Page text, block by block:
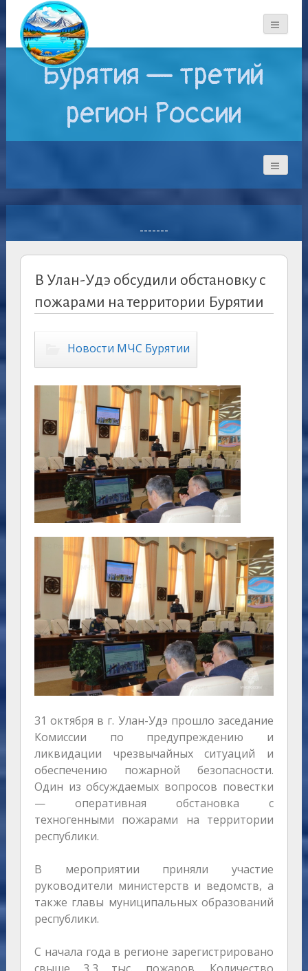
Бурятия — третий
регион России
-------
В Улан-Удэ обсудили обстановку с
пожарами на территории Бурятии
Новости МЧС Бурятии
31 октября в г. Улан-Удэ прошло заседание
Комиссии по предупреждению и
ликвидации чрезвычайных ситуаций и
обеспечению пожарной безопасности.
Один из обсуждаемых вопросов повестки
— оперативная обстановка с
техногенными пожарами на территории
республики.
В мероприятии приняли участие
руководители министерств и ведомств, а
также главы муниципальных образований
республики.
С начала года в регионе зарегистрировано